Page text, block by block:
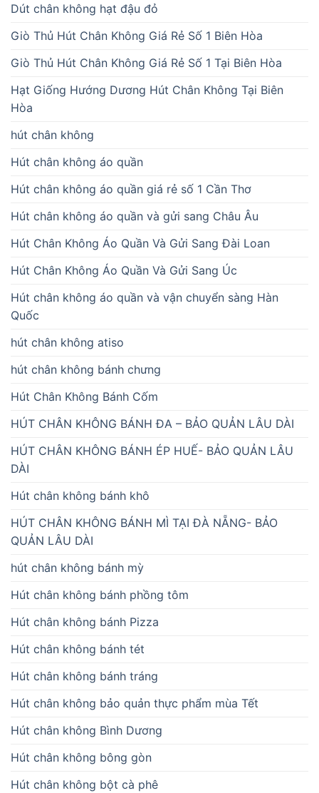
Dút chân không hạt đậu đỏ
Giò Thủ Hút Chân Không Giá Rẻ Số 1 Biên Hòa
Giò Thủ Hút Chân Không Giá Rẻ Số 1 Tại Biên Hòa
Hạt Giống Hướng Dương Hút Chân Không Tại Biên
Hòa
hút chân không
Hút chân không áo quần
Hút chân không áo quần giá rẻ số 1 Cần Thơ
Hút chân không áo quần và gửi sang Châu Âu
Hút Chân Không Áo Quần Và Gửi Sang Đài Loan
Hút Chân Không Áo Quần Và Gửi Sang Úc
Hút chân không áo quần và vận chuyển sàng Hàn
Quốc
hút chân không atiso
hút chân không bánh chưng
Hút Chân Không Bánh Cốm
HÚT CHÂN KHÔNG BÁNH ĐA – BẢO QUẢN LÂU DÀI
HÚT CHÂN KHÔNG BÁNH ÉP HUẾ- BẢO QUẢN LÂU
DÀI
Hút chân không bánh khô
HÚT CHÂN KHÔNG BÁNH MÌ TẠI ĐÀ NẴNG- BẢO
QUẢN LÂU DÀI
hút chân không bánh mỳ
Hút chân không bánh phồng tôm
Hút chân không bánh Pizza
Hút chân không bánh tét
Hút chân không bánh tráng
Hút chân không bảo quản thực phẩm mùa Tết
Hút chân không Bình Dương
Hút chân không bông gòn
Hút chân không bột cà phê